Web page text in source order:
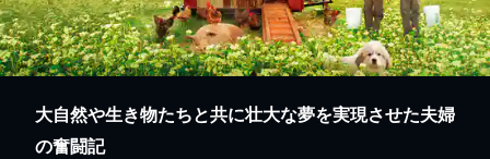
大自然や生き物たちと共に壮大な夢を実現させた夫婦
の奮闘記